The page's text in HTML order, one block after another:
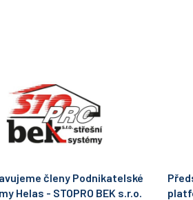
členy Podnikatelské
Helas - STOPRO BEK s.r.o.